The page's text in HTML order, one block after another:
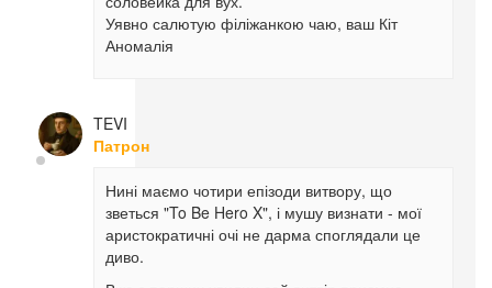
Уявно салютую філіжанкою чаю, ваш Кіт
Аномалія
TEVI
Патрон
Нині маємо чотири епізоди витвору, що
зветься "To Be Hero X", і мушу визнати - мої
аристократичні очі не дарма споглядали це
диво.